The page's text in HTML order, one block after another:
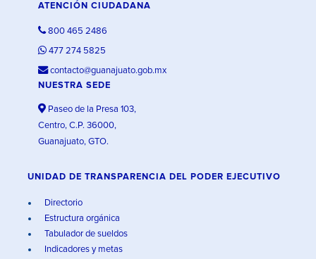
ATENCIÓN CIUDADANA
800 465 2486
477 274 5825
contacto@guanajuato.gob.mx
NUESTRA SEDE
Paseo de la Presa 103,
Centro, C.P. 36000,
Guanajuato, GTO.
UNIDAD DE TRANSPARENCIA DEL PODER EJECUTIVO
Directorio
Estructura orgánica
Tabulador de sueldos
Indicadores y metas